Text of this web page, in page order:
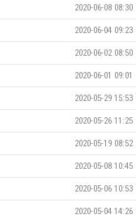
2020-06-08 08:30
2020-06-04 09:23
2020-06-02 08:50
2020-06-01 09:01
2020-05-29 15:53
2020-05-26 11:25
2020-05-19 08:52
2020-05-08 10:45
2020-05-06 10:53
2020-05-04 14:26